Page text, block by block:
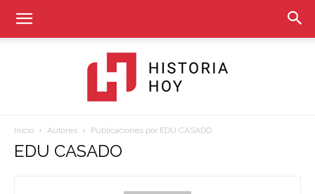
Historia
Inicio Autores Publicaciones por EDU CASADO
EDU CASADO